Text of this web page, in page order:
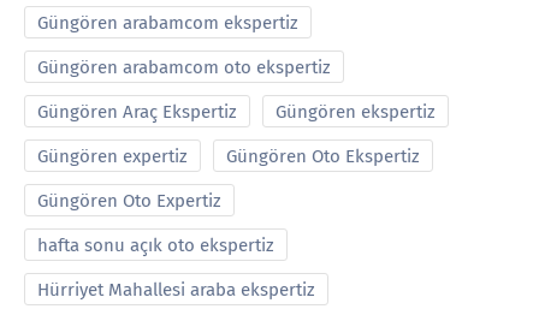
Güngören arabamcom ekspertiz
Güngören arabamcom oto ekspertiz
Güngören Araç Ekspertiz Güngören ekspertiz
Güngören expertiz Güngören Oto Ekspertiz
Güngören Oto Expertiz
hafta sonu açık oto ekspertiz
Hürriyet Mahallesi araba ekspertiz